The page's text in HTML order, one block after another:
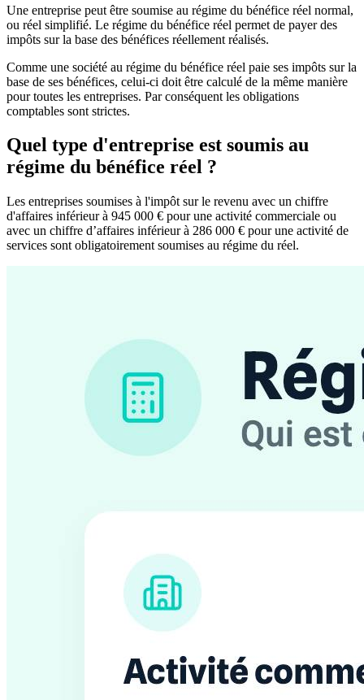
Une entreprise peut être soumise au régime du bénéfice réel normal,
ou réel simplifié. Le régime du bénéfice réel permet de payer des
impôts sur la base des bénéfices réellement réalisés.
Comme une société au régime du bénéfice réel paie ses impôts sur la
base de ses bénéfices, celui-ci doit être calculé de la même manière
pour toutes les entreprises. Par conséquent les obligations
comptables sont strictes.
Quel type d'entreprise est soumis au
régime du bénéfice réel ?
Les entreprises soumises à l'impôt sur le revenu avec un chiffre
d'affaires inférieur à 945 000 € pour une activité commerciale ou
avec un chiffre d’affaires inférieur à 286 000 € pour une activité de
services sont obligatoirement soumises au régime du réel.